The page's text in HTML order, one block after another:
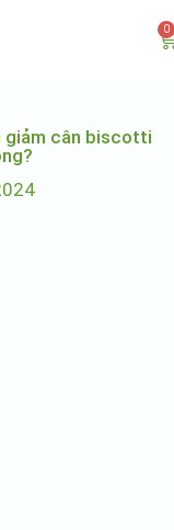
0
giảm cân biscotti